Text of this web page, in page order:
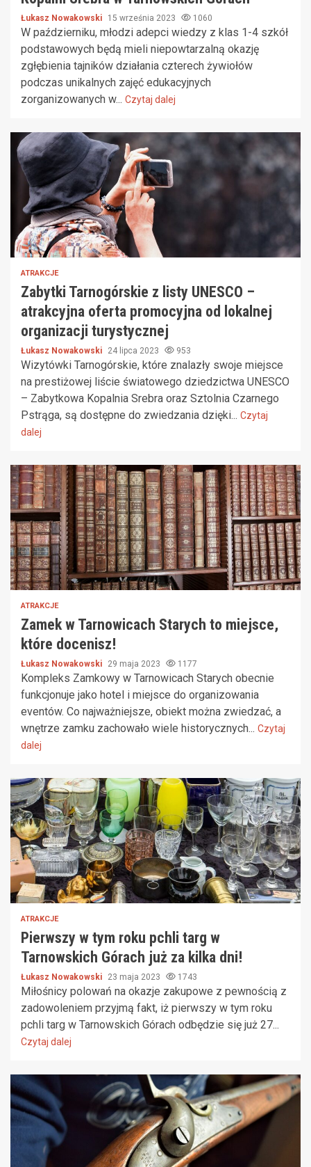
Łukasz Nowakowski 15 września 2023 1060
W październiku, młodzi adepci wiedzy z klas 1-4 szkół
podstawowych będą mieli niepowtarzalną okazję
zgłębienia tajników działania czterech żywiołów
podczas unikalnych zajęć edukacyjnych
zorganizowanych w... Czytaj dalej
ATRAKCJE
Zabytki Tarnogórskie z listy UNESCO –
atrakcyjna oferta promocyjna od lokalnej
organizacji turystycznej
Łukasz Nowakowski 24 lipca 2023 953
Wizytówki Tarnogórskie, które znalazły swoje miejsce
na prestiżowej liście światowego dziedzictwa UNESCO
– Zabytkowa Kopalnia Srebra oraz Sztolnia Czarnego
Pstrąga, są dostępne do zwiedzania dzięki... Czytaj
dalej
ATRAKCJE
Zamek w Tarnowicach Starych to miejsce,
które docenisz!
Łukasz Nowakowski 29 maja 2023 1177
Kompleks Zamkowy w Tarnowicach Starych obecnie
funkcjonuje jako hotel i miejsce do organizowania
eventów. Co najważniejsze, obiekt można zwiedzać, a
wnętrze zamku zachowało wiele historycznych... Czytaj
dalej
ATRAKCJE
Pierwszy w tym roku pchli targ w
Tarnowskich Górach już za kilka dni!
Łukasz Nowakowski 23 maja 2023 1743
Miłośnicy polowań na okazje zakupowe z pewnością z
zadowoleniem przyjmą fakt, iż pierwszy w tym roku
pchli targ w Tarnowskich Górach odbędzie się już 27...
Czytaj dalej